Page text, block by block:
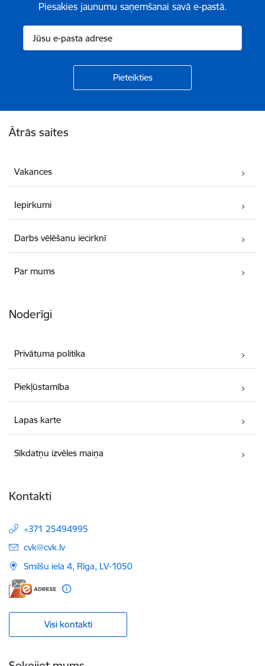
Piesakies jaunumu saņemšanai savā e-pastā.
Ātrās saites
Vakances
Iepirkumi
Darbs vēlēšanu iecirknī
Par mums
Noderīgi
Privātuma politika
Piekļūstamība
Lapas karte
Sīkdatņu izvēles maiņa
Kontakti
+371 25494995
E-pasts:
cvk@cvk.lv
Smilšu iela 4, Rīga, LV-1050
Visi kontakti